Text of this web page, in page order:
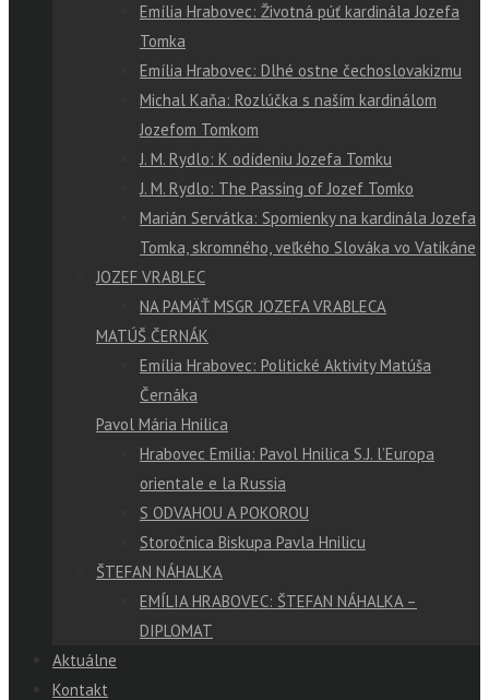
Emília Hrabovec: Životná púť kardinála Jozefa
Tomka
Emília Hrabovec: Dlhé ostne čechoslovakizmu
Michal Kaňa: Rozlúčka s naším kardinálom
Jozefom Tomkom
J. M. Rydlo: K odídeniu Jozefa Tomku
J. M. Rydlo: The Passing of Jozef Tomko
Marián Servátka: Spomienky na kardinála Jozefa
Tomka, skromného, veľkého Slováka vo Vatikáne
JOZEF VRABLEC
NA PAMÄŤ MSGR JOZEFA VRABLECA
MATÚŠ ČERNÁK
Emília Hrabovec: Politické Aktivity Matúša
Černáka
Pavol Mária Hnilica
Hrabovec Emilia: Pavol Hnilica S.J. l’Europa
orientale e la Russia
S ODVAHOU A POKOROU
Storočnica Biskupa Pavla Hnilicu
ŠTEFAN NÁHALKA
EMÍLIA HRABOVEC: ŠTEFAN NÁHALKA –
DIPLOMAT
Aktuálne
Kontakt